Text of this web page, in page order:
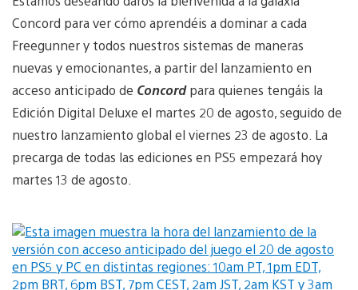
Concord para ver cómo aprendéis a dominar a cada
Freegunner y todos nuestros sistemas de maneras
nuevas y emocionantes, a partir del lanzamiento en
acceso anticipado de Concordpara quienes tengáis la
Edición Digital Deluxe el martes 20 de agosto, seguido de
nuestro lanzamiento global el viernes 23 de agosto. La
precarga de todas las ediciones en PS5 empezará hoy
martes 13 de agosto.